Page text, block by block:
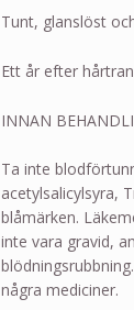
Tunt, glanslöst
Ett år efter
INNAN
Ta inte
acetylsalicylsyra,
blåmärken.
inte vara gravid,
några mediciner.